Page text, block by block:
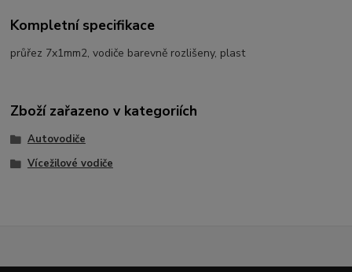
Kompletní specifikace
průřez 7x1mm2, vodiče barevně rozlišeny, plast
Zboží zařazeno v kategoriích
Autovodiče
Vícežilové vodiče